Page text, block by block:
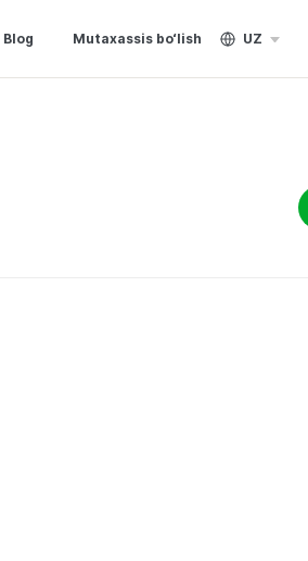
Blog Mutaxassis bo‘lish UZ